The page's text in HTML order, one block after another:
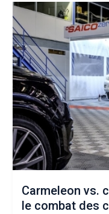
Carmeleon vs.
le combat des